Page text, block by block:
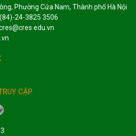
Phường Cửa Nam, Thành phố Hà Nội
24-3825 3506
CẬP